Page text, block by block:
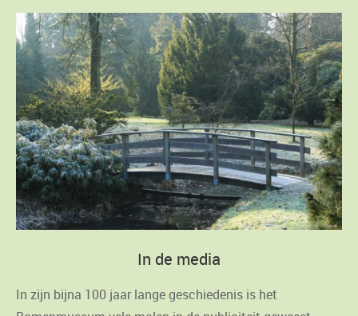
In de media
In zijn bijna 100 jaar lange geschiedenis is het